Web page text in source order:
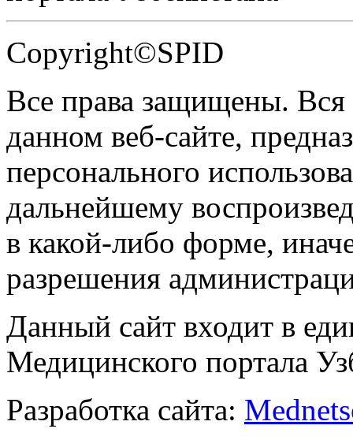
Copyright©SPID
Все права защищены.
данном веб-сайте,
персонального
дальнейшему
в какой-либо форме,
разрешения
Данный сайт входит в
Медицинского портала
Разработка сайта: